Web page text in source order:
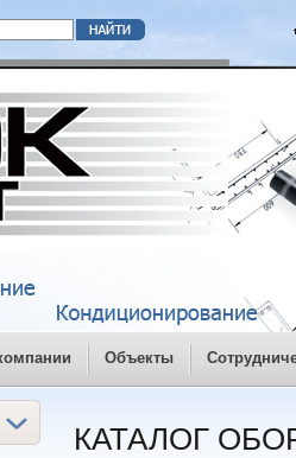
Объекты
КАТАЛОГ